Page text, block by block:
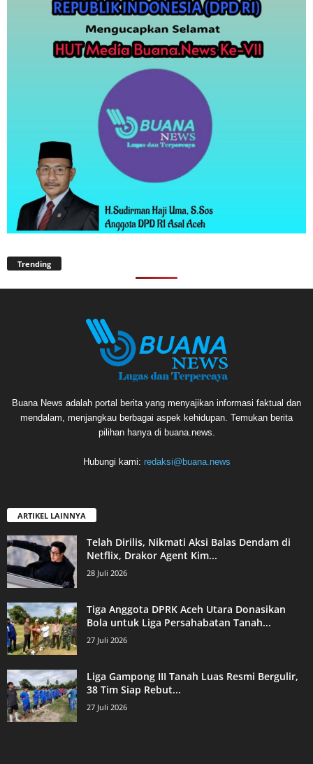
Trending
Buana News adalah portal berita yang menyajikan informasi faktual dan
mendalam, menjangkau berbagai aspek kehidupan. Temukan berita
pilihan hanya di buana.news.
Hubungi kami: redaksi@buana.news
ARTIKEL LAINNYA
Telah Dirilis, Nikmati Aksi Balas Dendam di
Netflix, Drakor Agent Kim...
28 Juli 2026
Tiga Anggota DPRK Aceh Utara Donasikan
Bola untuk Liga Persahabatan Tanah...
27 Juli 2026
Liga Gampong III Tanah Luas Resmi Bergulir,
38 Tim Siap Rebut...
27 Juli 2026